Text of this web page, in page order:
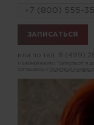
или по тел. 8 (499)
Нажимая кнопку "Записаться" я
политикой